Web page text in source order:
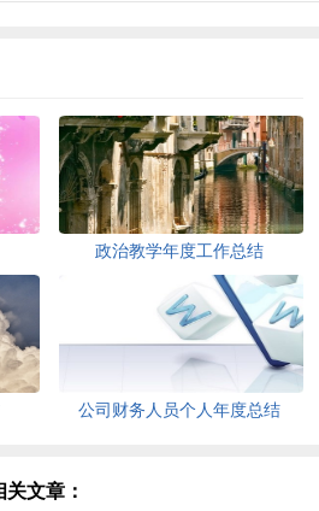
政治教学年度工作总结
公司财务人员个人年度总结
关文章：